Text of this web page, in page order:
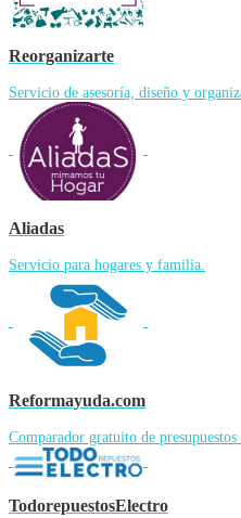
Reorganizarte
Servicio de asesoría, diseño y
Aliadas
Servicio para hogares y familia.
Reformayuda.com
Comparador gratuito de
TodorepuestosElectro